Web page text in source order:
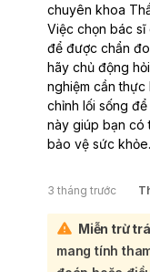
chuyên khoa
Việc chọn bác
để được chẩn
hãy chủ động
nghiệm cần
chỉnh lối sống
này giúp bạn có
bảo vệ sức khỏe.
3 tháng trước
Miễn trừ
mang tính